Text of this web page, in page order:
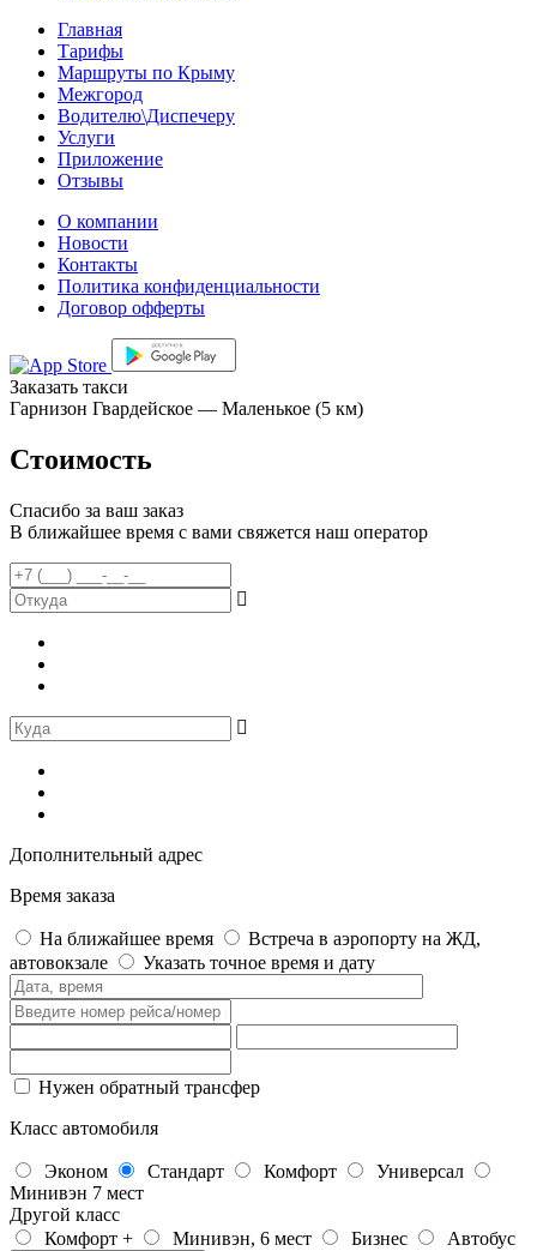
Главная
Тарифы
Маршруты по Крыму
Межгород
Водителю\Диспечеру
Услуги
Приложение
Отзывы
О компании
Новости
Контакты
Политика конфиденциальности
Договор офферты
Заказать такси
Гарнизон Гвардейское — Маленькое (5 км)
Стоимость
Спасибо за ваш заказ
В ближайшее время с вами свяжется наш оператор
Дополнительный адрес
Время заказа
На ближайшее время
Встреча в аэропорту на ЖД,
автовокзале
Указать точное время и дату
Нужен обратный трансфер
Класс автомобиля
Эконом Стандарт Комфорт
Универсал
Минивэн 7 мест
Другой класс
Комфорт +
Минивэн, 6 мест Бизнес Автобус